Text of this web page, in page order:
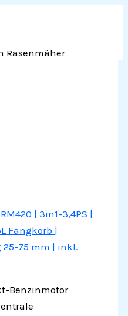
Rasenmäher
| 3in1-3,4PS |
Fangkorb |
75 mm | inkl.
Benzinmotor